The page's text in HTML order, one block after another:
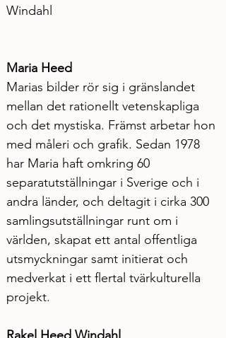
Windahl
Maria Heed
Marias bilder rör sig i gränslandet
mellan det rationellt vetenskapliga
och det mystiska. Främst arbetar hon
med måleri och grafik. Sedan 1978
har Maria haft omkring 60
separatutställningar i Sverige och i
andra länder, och deltagit i cirka 300
samlingsutställningar runt om i
världen, skapat ett antal offentliga
utsmyckningar samt initierat och
medverkat i ett flertal tvärkulturella
projekt.